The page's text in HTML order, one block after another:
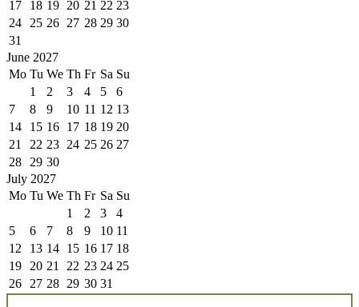
17 18 19 20 21 22 23
24
25 26 27 28 29 30
31
June 2027
Mo Tu We Th Fr Sa Su
1
2 3 4 5
6
7
8 9 10 11 12 13
14
15 16 17 18 19 20
21
22 23 24 25 26 27
28
29 30
July 2027
Mo Tu We Th Fr Sa Su
1
2 3
4
5
6 7 8 9 10 11
12
13 14 15 16 17 18
19
20 21 22 23 24 25
26
27 28 29 30 31